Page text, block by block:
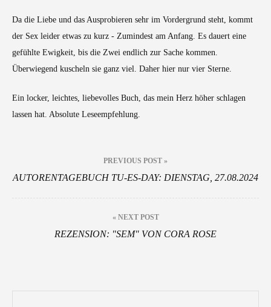
Da die Liebe und das Ausprobieren sehr im Vordergrund steht, kommt
der Sex leider etwas zu kurz - Zumindest am Anfang. Es dauert eine
gefühlte Ewigkeit, bis die Zwei endlich zur Sache kommen.
Überwiegend kuscheln sie ganz viel. Daher hier nur vier Sterne.
Ein locker, leichtes, liebevolles Buch, das mein Herz höher schlagen
lassen hat. Absolute Leseempfehlung.
PREVIOUS POST »
AUTORENTAGEBUCH TU-ES-DAY: DIENSTAG, 27.08.2024
« NEXT POST
REZENSION: "SEM" VON CORA ROSE